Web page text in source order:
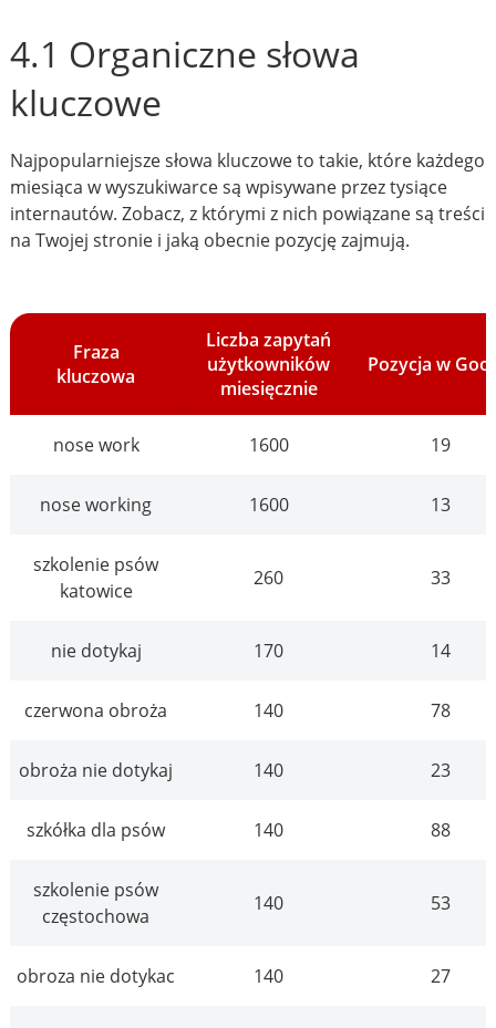
4.1 Organiczne słowa
kluczowe
Najpopularniejsze słowa kluczowe to takie, które każdego
miesiąca w wyszukiwarce są wpisywane przez tysiące
internautów. Zobacz, z którymi z nich powiązane są treści
na Twojej stronie i jaką obecnie pozycję zajmują.
Fraza
kluczowa
Liczba zapytań
użytkowników
miesięcznie
Pozycja w
nose work 1600 19
nose working 1600 13
szkolenie psów
katowice
260 33
nie dotykaj 170 14
czerwona obroża 140 78
obroża nie dotykaj 140 23
szkółka dla psów 140 88
szkolenie psów
częstochowa
140 53
obroza nie dotykac 140 27